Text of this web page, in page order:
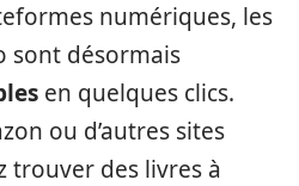
numériques, les
sont désormais
en quelques clics.
ou d’autres sites
trouver des livres à